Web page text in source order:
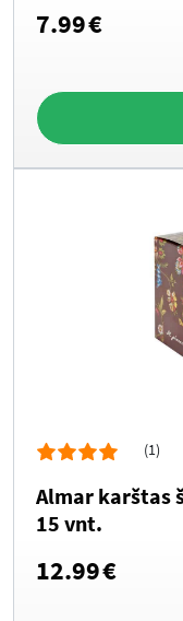
7.99€
(1)
Almar karštas
15 vnt.
12.99€